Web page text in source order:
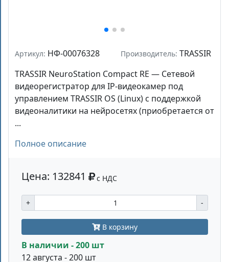
Артикул: НФ-00076328 Производитель: TRASSIR
TRASSIR NeuroStation Compact RE — Сетевой
видеорегистратор для IP-видеокамер под
управлением TRASSIR OS (Linux) с поддержкой
видеоналитики на нейросетях (приобретается от
...
Полное описание
Цена: 132841 с НДС
+ -
В корзину
В наличии - 200 шт
12 августа - 200 шт